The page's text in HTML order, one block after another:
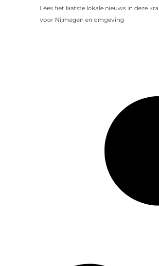
Lees het laatste lokale nieuws in deze
voor Nijmegen en omgeving